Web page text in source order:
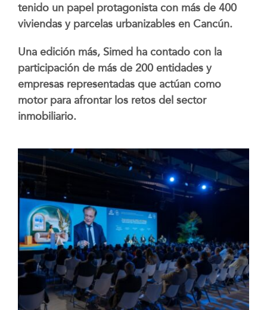
tenido un papel protagonista con más de 400
viviendas y parcelas urbanizables en Cancún.
Una edición más, Simed ha contado con la
participación de más de 200 entidades y
empresas representadas que actúan como
motor para afrontar los retos del sector
inmobiliario.